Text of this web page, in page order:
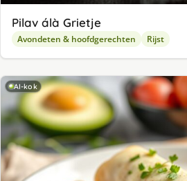
Pilav álà Grietje
Avondeten & hoofdgerechten Rijst
AI-kok